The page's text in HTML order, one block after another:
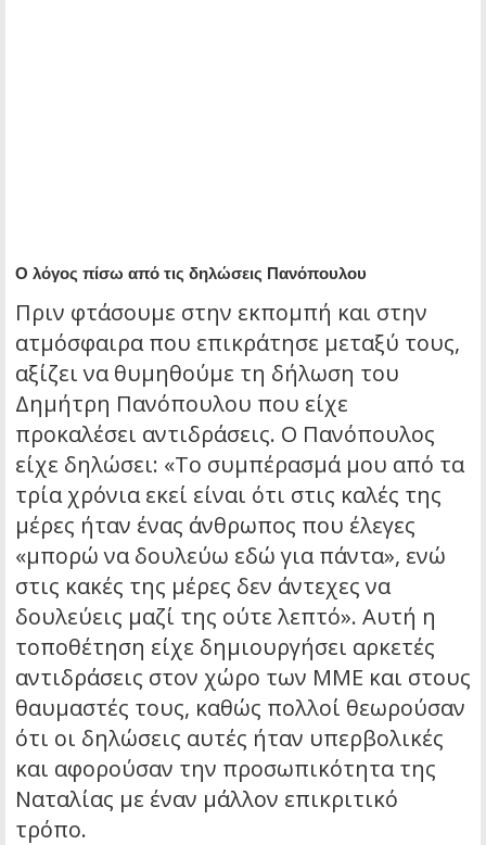
Ο λόγος πίσω από τις δηλώσεις Πανόπουλου
Πριν φτάσουμε στην εκπομπή και στην
ατμόσφαιρα που επικράτησε μεταξύ τους,
αξίζει να θυμηθούμε τη δήλωση του
Δημήτρη Πανόπουλου που είχε
προκαλέσει αντιδράσεις. Ο Πανόπουλος
είχε δηλώσει: «Το συμπέρασμά μου από τα
τρία χρόνια εκεί είναι ότι στις καλές της
μέρες ήταν ένας άνθρωπος που έλεγες
«μπορώ να δουλεύω εδώ για πάντα», ενώ
στις κακές της μέρες δεν άντεχες να
δουλεύεις μαζί της ούτε λεπτό». Αυτή η
τοποθέτηση είχε δημιουργήσει αρκετές
αντιδράσεις στον χώρο των ΜΜΕ και στους
θαυμαστές τους, καθώς πολλοί θεωρούσαν
ότι οι δηλώσεις αυτές ήταν υπερβολικές
και αφορούσαν την προσωπικότητα της
Ναταλίας με έναν μάλλον επικριτικό
τρόπο.